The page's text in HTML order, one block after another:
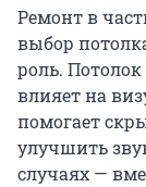
Ремонт в
выбор
роль.
влияет на
помогает
улучшить
случаях —